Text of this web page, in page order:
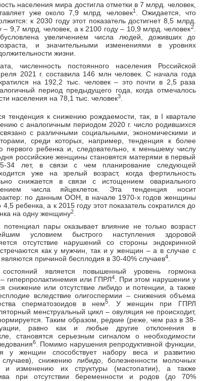
населения мира достигла отметки в 7 млрд. человек,
уже около 7,9 млрд. человек1. Ожидается, что
к 2030 году этот показатель достигнет 8,5 млрд.
– 9,7 млрд. человек, а к 2100 году – 10,9 млрд. человек2.
увеличением числа людей, доживших до
и значительными изменениями в уровнях
жизни.
численность постоянного населения Российской
2021 г. составила 146 млн человек. С начала года
на 192,2 тыс. человек – это почти в 2,5 раза
период предыдущего года, когда отмечалось
населения на 78,1 тыс. человек3.
тенденция к снижению рождаемости, так, в I квартале
с аналогичным периодом 2020 г. число родившихся
с различными социальными, экономическими и
среди которых, например, тенденция к более
первого ребенка и, следовательно, к меньшему числу
российские женщины становятся матерями в первый
34 лет, в связи с чем планирование следующей
уже на зрелый возраст, когда фертильность
снижается в связи с истощением овариального
числа яйцеклеток. Эта тенденция носит
по данным ООН, в начале 1970-х годов женщины
ребенка, а к 2015 году этот показатель сократился до
на одну женщину2.
потенциал пары оказывает влияние не только возраст
условием быстрого наступления здоровой
отсутствие нарушений со стороны эндокринной
как у мужчин, так и у женщин – а в случае с
причиной бесплодия в 30-40% случаев4.
является повышенный уровень гормона
– гиперпролактинемия или ГПРЛ4
. При этом нарушении у
снижение или отсутствие либидо и потенции, а также
вследствие олигоспермии – снижения объема
сперматозоидов в нем5
. У женщин при ГПРЛ
менструальный цикл – овуляция не происходит,
Таким образом, редкие (реже, чем раз в 38-
равно как и любые другие отклонения в
становятся серьезным сигналом о необходимости
6. Помимо нарушения репродуктивной функции,
у женщин способствует набору веса и развитию
снижению либидо, болезненности молочных
и изменению их структуры (мастопатии), а также
при отсутствии беременности и родов (до 70%